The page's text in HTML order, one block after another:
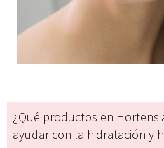
¿Qué productos en
ayudar con la hidratación y